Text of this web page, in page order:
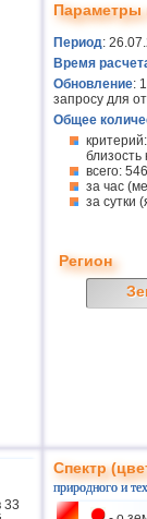
Параметры
Период:
Время
Обновление:
запросу для
Общее
близость
всего:
за час
за сутки
Регион
33
Спектр
природного и